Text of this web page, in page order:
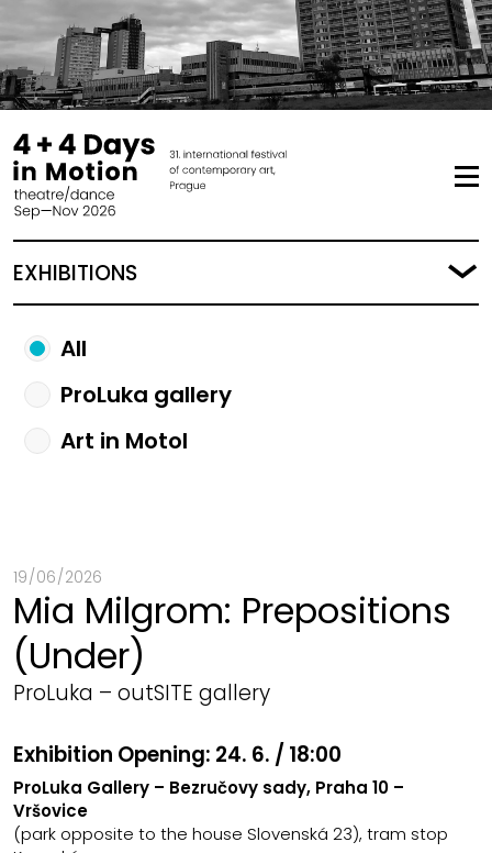
EXHIBITIONS
All
ProLuka gallery
Art in Motol
19 / 06 / 2026
Mia Milgrom: Prepositions
(Under)
ProLuka – outSITE gallery
Exhibition Opening: 24. 6. / 18:00
ProLuka Gallery – Bezručovy sady, Praha 10 –
Vršovice
(park opposite to the house Slovenská 23), tram stop